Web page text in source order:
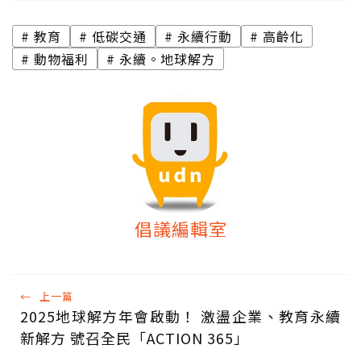
教育 低碳交通 永續行動
高齡化
動物福利
永續。地球解方
倡議編輯室
← 上一篇
2025地球解方年會啟動！ 激盪企業、教育永續
新解方 號召全民「ACTION 365」